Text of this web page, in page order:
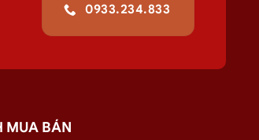
275.000
0933.234.833
MUA BÁN